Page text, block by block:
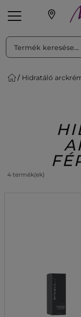
Parfüm
Hidratáló
4 termék(ek)
RENDEZéS